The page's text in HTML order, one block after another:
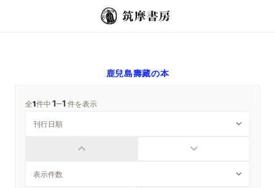
鹿兒島壽藏の本
全1件中1─1件を表示